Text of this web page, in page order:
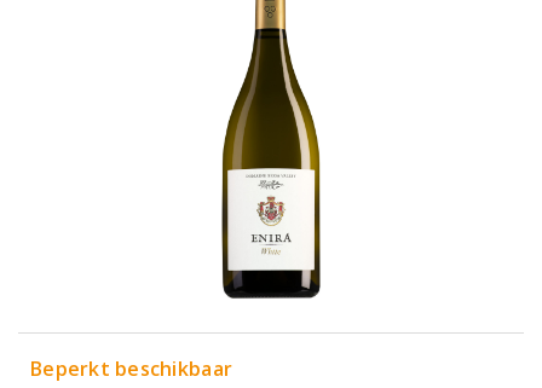
Beperkt beschikbaar